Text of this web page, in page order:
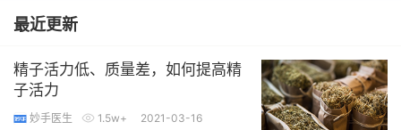
最近更新
精子活力低、质量差，如何提高精
子活力
妙手医生 1.5w+ 2021-03-16